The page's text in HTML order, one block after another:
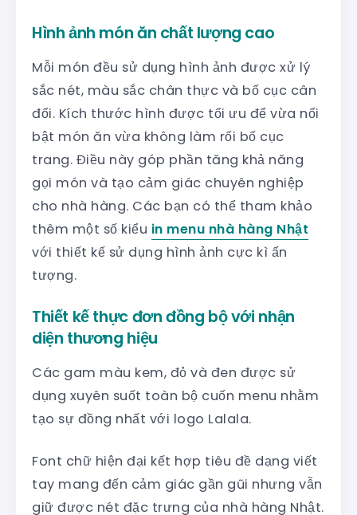
Hình ảnh món ăn chất lượng cao
Mỗi món đều sử dụng hình ảnh được xử lý
sắc nét, màu sắc chân thực và bố cục cân
đối. Kích thước hình được tối ưu để vừa nổi
bật món ăn vừa không làm rối bố cục
trang. Điều này góp phần tăng khả năng
gọi món và tạo cảm giác chuyên nghiệp
cho nhà hàng. Các bạn có thể tham khảo
thêm một số kiểu in menu nhà hàng Nhật
với thiết kế sử dụng hình ảnh cực kì ấn
tượng.
Thiết kế thực đơn đồng bộ với nhận
diện thương hiệu
Các gam màu kem, đỏ và đen được sử
dụng xuyên suốt toàn bộ cuốn menu nhằm
tạo sự đồng nhất với logo Lalala.
Font chữ hiện đại kết hợp tiêu đề dạng viết
tay mang đến cảm giác gần gũi nhưng vẫn
giữ được nét đặc trưng của nhà hàng Nhật.